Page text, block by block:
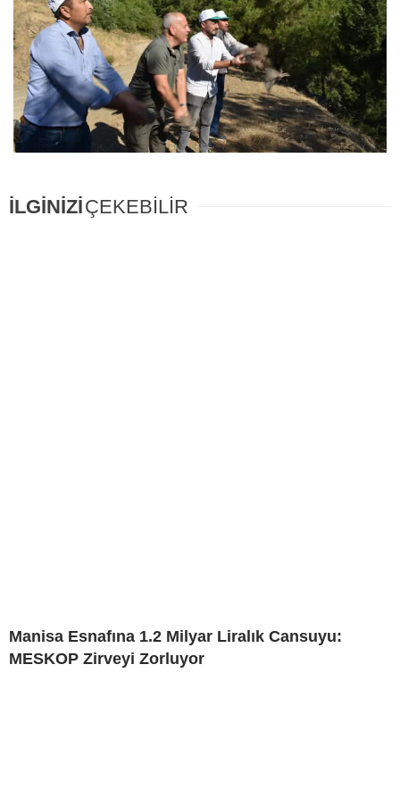
İLGİNİZİÇEKEBİLİR
Manisa Esnafına 1.2 Milyar Liralık Cansuyu:
MESKOP Zirveyi Zorluyor